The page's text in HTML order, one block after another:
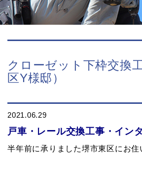
クローゼット下枠交換
区Y様邸）
2021.06.29
戸車・レール交換工事・イン
半年前に承りました堺市東区にお住